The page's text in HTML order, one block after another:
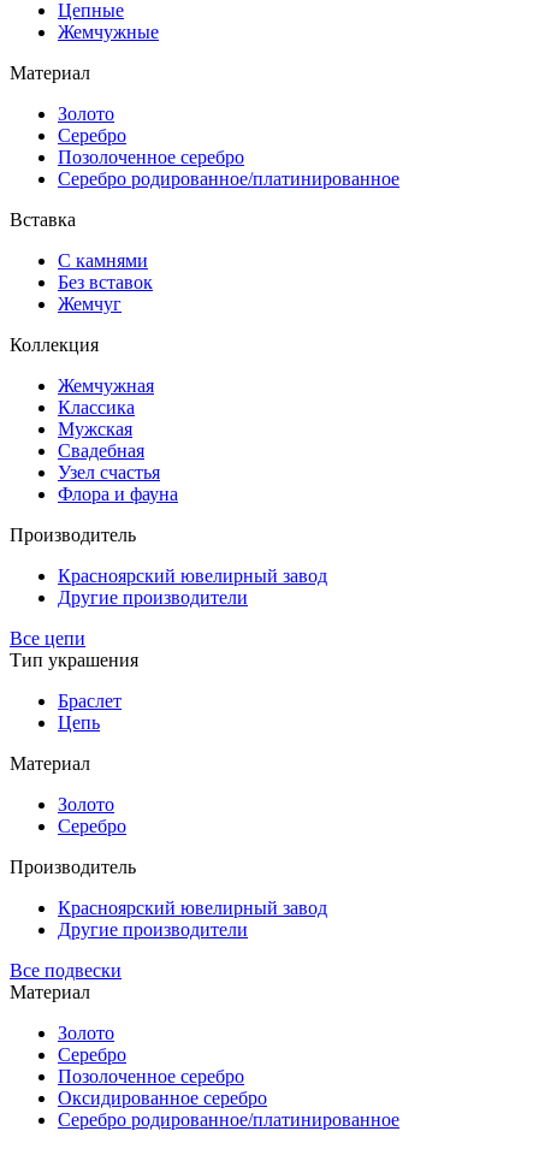
Цепные
Жемчужные
Материал
Золото
Серебро
Позолоченное серебро
Серебро родированное/платинированное
Вставка
С камнями
Без вставок
Жемчуг
Коллекция
Жемчужная
Классика
Мужская
Свадебная
Узел счастья
Флора и фауна
Производитель
Красноярский ювелирный завод
Другие производители
Все цепи
Тип украшения
Браслет
Цепь
Материал
Золото
Серебро
Производитель
Красноярский ювелирный завод
Другие производители
Все подвески
Материал
Золото
Серебро
Позолоченное серебро
Оксидированное серебро
Серебро родированное/платинированное